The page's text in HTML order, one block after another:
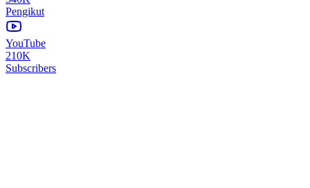
Pengikut
YouTube
210K
Subscribers